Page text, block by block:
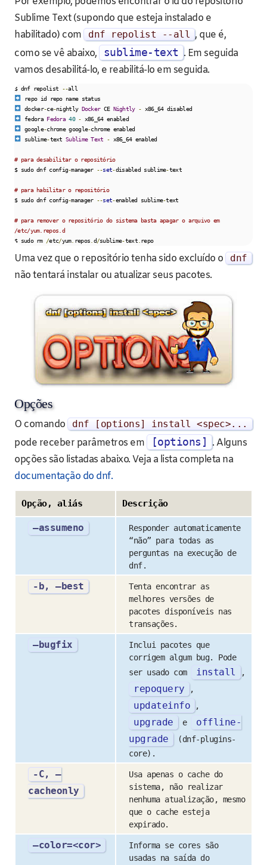
Sublime Text (supondo que esteja instalado e
habilitado) com
dnf repolist -- all , que é,
como se vê abaixo,
sublime-text . Em seguida
vamos desabilitá-lo, e reabilitá-lo em seguida.
$ dnf repolist --
docker-ce-nightly Docker CE Nightly -
x86_64 disabled
fedora Fedora 40 -
x86_64 enabled
google-chrome google-
chrome enabled
sublime-text Sublime Text - x86_64 enabled
# para desabilitar o repositório
$ sudo dnf config-manager --set-disabled sublime-text
# para habilitar o repositório
$ sudo dnf config-manager --set-enabled sublime-text
# para remover o repositório do sistema basta apagar o arquivo em
/etc/yum.repos.d
$ sudo rm /etc/yum. repos d/sublime-text. repo
Uma vez que o repositório tenha sido excluído o dnf
não tentará instalar ou atualizar seus pacotes.
Opções
O comando dnf [ options] install <spec>...
pode receber parâmetros em [options]
. Alguns
opções são listadas abaixo. Veja a lista completa na
documentação do dnf.
Opção, aliás Descrição
–assumeno
Responder automaticamente
“não” para todas as
perguntas na execução de
dnf.
-b, –best
Tenta encontrar as
melhores versões de
pacotes disponíveis nas
transações.
–bugfix
Inclui pacotes que
corrigem algum bug. Pode
ser usado com
install ,
repoquery ,
updateinfo ,
upgrade e offline-
upgrade
(dnf-plugins-
core).
-C, –
cacheonly
Usa apenas o cache do
sistema, não realizar
nenhuma atualização, mesmo
que o cache esteja
expirado.
–color=<cor>
Informa se cores são
usadas na saída do